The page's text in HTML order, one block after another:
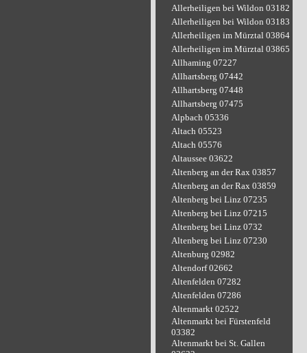
Allerheiligen bei Wildon 03182
Allerheiligen bei Wildon 03183
Allerheiligen im Mürztal 03864
Allerheiligen im Mürztal 03865
Allhaming 07227
Allhartsberg 07442
Allhartsberg 07448
Allhartsberg 07475
Alpbach 05336
Altach 05523
Altach 05576
Altaussee 03622
Altenberg an der Rax 03857
Altenberg an der Rax 03859
Altenberg bei Linz 07235
Altenberg bei Linz 07215
Altenberg bei Linz 0732
Altenberg bei Linz 07230
Altenburg 02982
Altendorf 02662
Altenfelden 07282
Altenfelden 07286
Altenmarkt 02522
Altenmarkt bei Fürstenfeld
03382
Altenmarkt bei St. Gallen